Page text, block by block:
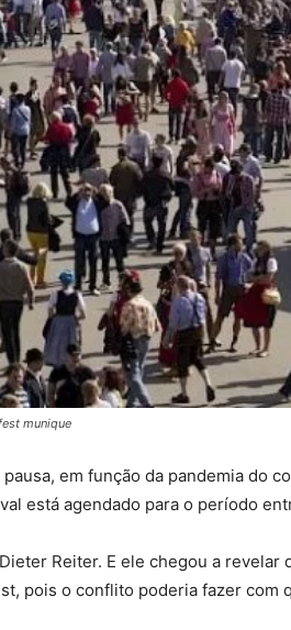
munique
em função da pandemia do
está agendado para o período
Reiter. E ele chegou a revelar
pois o conflito poderia fazer com